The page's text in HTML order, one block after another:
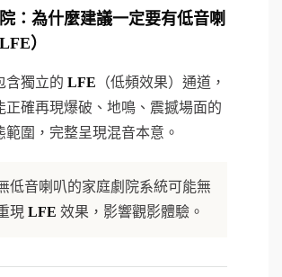
：為什麼建議一定要有低音喇
LFE）
含獨立的 LFE （低頻效果）通道，
正確再現爆破、地鳴、震撼場面的
範圍，完整呈現混音本意。
低音喇叭的家庭劇院系統可能無
現 LFE 效果，影響觀影體驗。